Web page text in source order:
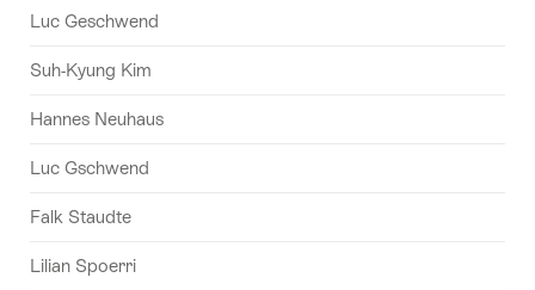
Luc Geschwend
Suh-Kyung Kim
Hannes Neuhaus
Luc Gschwend
Falk Staudte
Lilian Spoerri